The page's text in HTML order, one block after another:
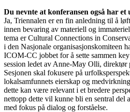
Du nevnte at konferansen også har
Ja, Triennalen er en fin anledning til å
innen bevaring av materiell og
tema er Cultural Connections in
i den Nasjonale organisasjonskomiteen
ICOM-CC jobbet for å sette sammen
session ledet av Anne-May Olli, direktør
Sesjonen skal fokusere på
lokalsamfunnets eierskap og
dette kan være relevant i et bredere
nettopp dette vil kunne bli en sentral del
med fokus på dialog og forståelse.